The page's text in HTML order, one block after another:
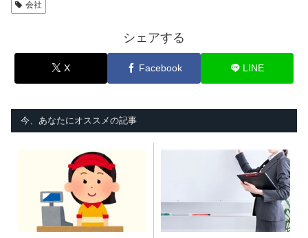
会社
シェアする
X Facebook LINE
今、あなたにオススメの記事